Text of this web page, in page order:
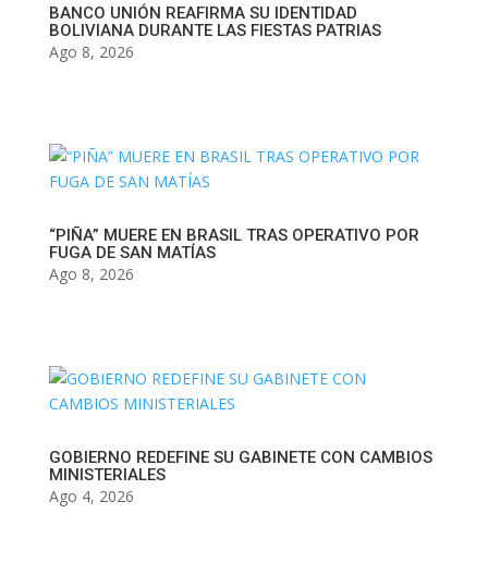
BANCO UNIÓN REAFIRMA SU IDENTIDAD
BOLIVIANA DURANTE LAS FIESTAS PATRIAS
Ago 8, 2026
“PIÑA” MUERE EN BRASIL TRAS OPERATIVO POR
FUGA DE SAN MATÍAS
Ago 8, 2026
GOBIERNO REDEFINE SU GABINETE CON CAMBIOS
MINISTERIALES
Ago 4, 2026